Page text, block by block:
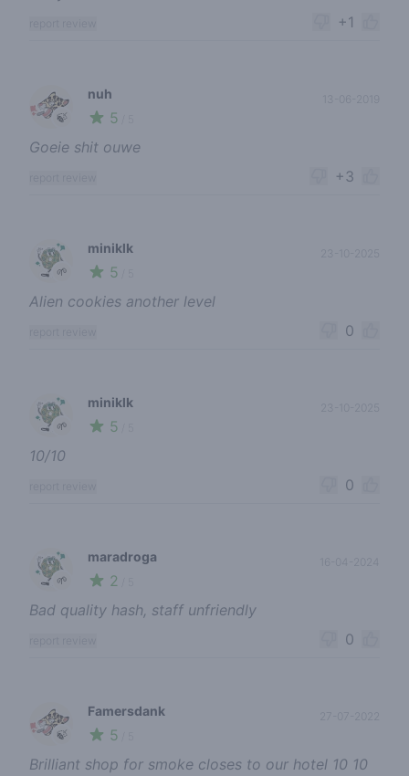
+1
🍃
nuh
5
13-06-2019
Goeie shit ouwe
+3
🌱
miniklk
5
23-10-2025
Alien cookies another level
0
🌱
miniklk
5
23-10-2025
10/10
0
🌱
maradroga
2
Bad quality hash, staff unfriendly
0
🍃
Famersdank
5
Brilliant shop for smoke closes to our hotel 10 10